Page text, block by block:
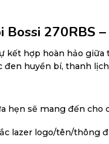
270RBS
kết hợp hoàn hảo
huyền bí, thanh
hẹn sẽ mang đến
lazer logo/tên/thông